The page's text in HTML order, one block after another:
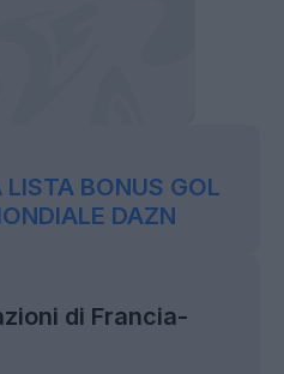
BONUS GOL
DAZN
di Francia-